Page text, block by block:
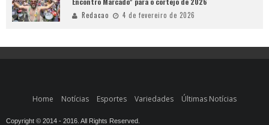
Redacao 4 de fevereiro de 2026
Home Notícias Esportes Variedades Últimas Notícias
Copyright © 2014 - 2016. All Rights Reserved.